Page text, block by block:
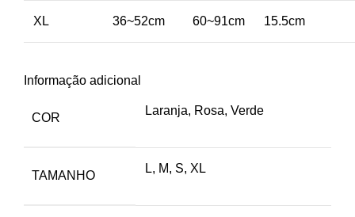
XL 36~52cm 60~91cm 15.5cm
Informação adicional
COR
Laranja, Rosa, Verde
TAMANHO
L, M, S, XL